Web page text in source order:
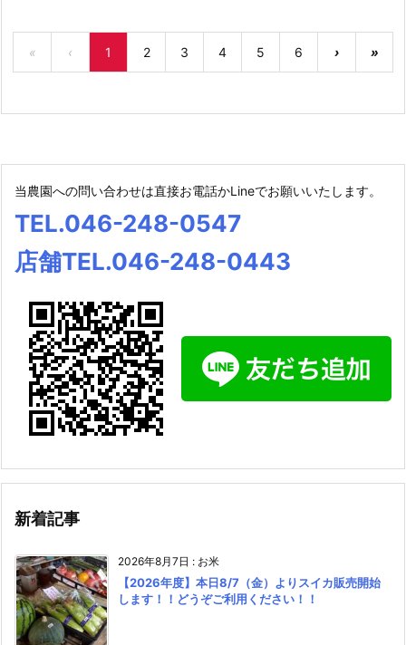
« ‹ 1 2 3 4 5 6 › »
当農園への問い合わせは直接お電話かLineでお願いいたします。
TEL.046-248-0547
店舗TEL.046-248-0443
新着記事
2026年8月7日 : お米
【2026年度】本日8/7（金）よりスイカ販売開始
します！！どうぞご利用ください！！